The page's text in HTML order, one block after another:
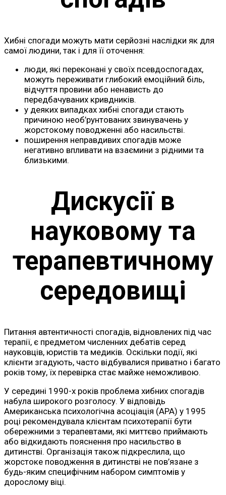
Хибні спогади можуть мати серйозні наслідки як для
самої людини, так і для її оточення:
люди, які переконані у своїх псевдоспогадах,
можуть переживати глибокий емоційний біль,
відчуття провини або ненависть до
передбачуваних кривдників.
у деяких випадках хибні спогади стають
причиною необ’рунтованих звинувачень у
жорстокому поводженні або насильстві.
поширення неправдивих спогадів може
негативно впливати на взаємини з рідними та
близькими.
Дискусії в
науковому та
терапевтичному
середовищі
Питання автентичності спогадів, відновлених під час
терапії, є предметом численних дебатів серед
науковців, юристів та медиків. Оскільки події, які
клієнти згадують, часто відбувалися приватно і багато
років тому, їх перевірка стає майже неможливою.
У середині 1990-х років проблема хибних спогадів
набула широкого розголосу. У відповідь
Американська психологічна асоціація (APA) у 1995
році рекомендувала клієнтам психотерапії бути
обережними з терапевтами, які миттєво приймають
або відкидають пояснення про насильство в
дитинстві. Організація також підкреслила, що
жорстоке поводження в дитинстві не пов’язане з
будь-яким специфічним набором симптомів у
дорослому віці.